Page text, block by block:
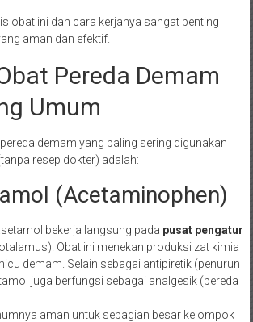
obat ini dan cara kerjanya sangat penting
aman dan efektif.
Pereda Demam
Umum
demam yang paling sering digunakan
resep dokter) adalah:
(Acetaminophen)
bekerja langsung pada pusat pengatur
Obat ini menekan produksi zat kimia
demam. Selain sebagai antipiretik (penurun
juga berfungsi sebagai analgesik (pereda
aman untuk sebagian besar kelompok